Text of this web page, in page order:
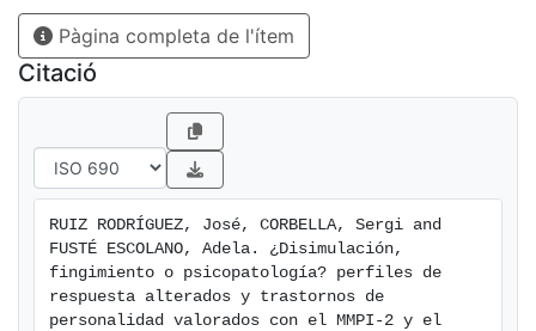
Pàgina completa de l'ítem
Citació
RUIZ RODRÍGUEZ, José, CORBELLA, Sergi and
FUSTÉ ESCOLANO, Adela. ¿Disimulación,
fingimiento o psicopatología? perfiles de
respuesta alterados y trastornos de
personalidad valorados con el MMPI-2 y el